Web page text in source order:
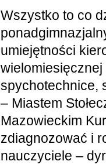
Wszystko to co
umiejętności
spychotechnice,
– Miastem
Mazowieckim
zdiagnozować i
nauczyciele –